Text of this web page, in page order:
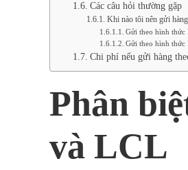
Các câu hỏi thường gặp
Khi nào tôi nên gửi
Gửi theo hình thức
Gửi theo hình thức
Chi phí nếu gửi hàng
Phân
và LCL